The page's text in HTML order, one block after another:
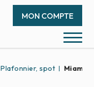
MON COMPTE
Plafonnier, spot Miami